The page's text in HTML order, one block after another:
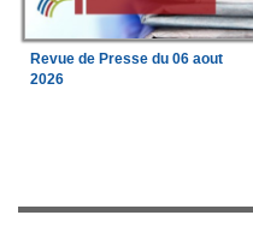
Revue de Presse du 06 aout
2026